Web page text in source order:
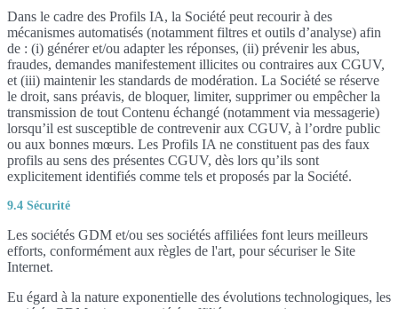
Dans le cadre des Profils IA, la Société peut recourir à des
mécanismes automatisés (notamment filtres et outils d’analyse) afin
de : (i) générer et/ou adapter les réponses, (ii) prévenir les abus,
fraudes, demandes manifestement illicites ou contraires aux CGUV,
et (iii) maintenir les standards de modération. La Société se réserve
le droit, sans préavis, de bloquer, limiter, supprimer ou empêcher la
transmission de tout Contenu échangé (notamment via messagerie)
lorsqu’il est susceptible de contrevenir aux CGUV, à l’ordre public
ou aux bonnes mœurs. Les Profils IA ne constituent pas des faux
profils au sens des présentes CGUV, dès lors qu’ils sont
explicitement identifiés comme tels et proposés par la Société.
9.4 Sécurité
Les sociétés GDM et/ou ses sociétés affiliées font leurs meilleurs
efforts, conformément aux règles de l'art, pour sécuriser le Site
Internet.
Eu égard à la nature exponentielle des évolutions technologiques, les